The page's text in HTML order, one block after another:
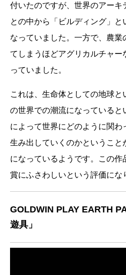
付いたのですが、世界のアーキ
との中から「ビルディング」と
なっていました。一方で、農業
てしまうほどアグリカルチャー
っていました。
これは、生命体としての地球と
の世界での潮流になっていると
によって世界にどのように関わ
生み出していくのかということ
になっているようです。この作
賞にふさわしいという評価にな
GOLDWIN PLAY EARTH
遊具」